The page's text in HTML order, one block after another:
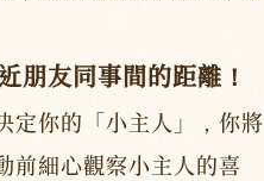
朋友同事間的距離！
定你的「小主人」，你將
前細心觀察小主人的喜